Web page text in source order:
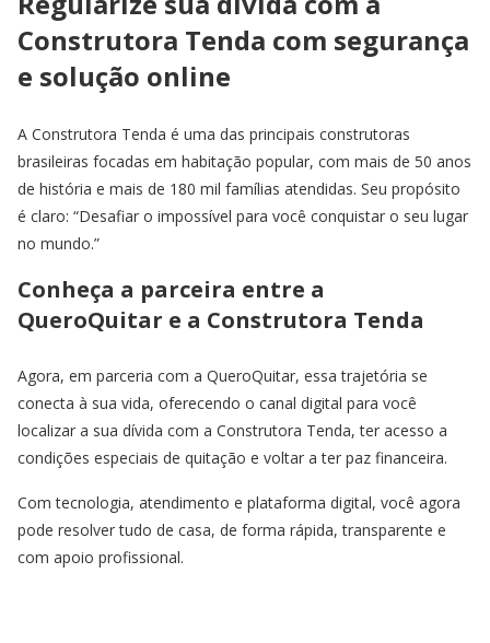
Construtora Tenda com segurança
e solução online
A Construtora Tenda é uma das principais construtoras
brasileiras focadas em habitação popular, com mais de 50 anos
de história e mais de 180 mil famílias atendidas. Seu propósito
é claro: “Desafiar o impossível para você conquistar o seu lugar
no mundo.”
Conheça a parceira entre a
QueroQuitar e a Construtora Tenda
Agora, em parceria com a QueroQuitar, essa trajetória se
conecta à sua vida, oferecendo o canal digital para você
localizar a sua dívida com a Construtora Tenda, ter acesso a
condições especiais de quitação e voltar a ter paz financeira.
Com tecnologia, atendimento e plataforma digital, você agora
pode resolver tudo de casa, de forma rápida, transparente e
com apoio profissional.